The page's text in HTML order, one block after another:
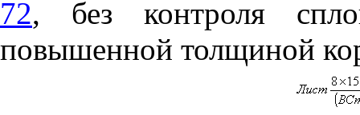
72, без контроля
повышенной толщиной